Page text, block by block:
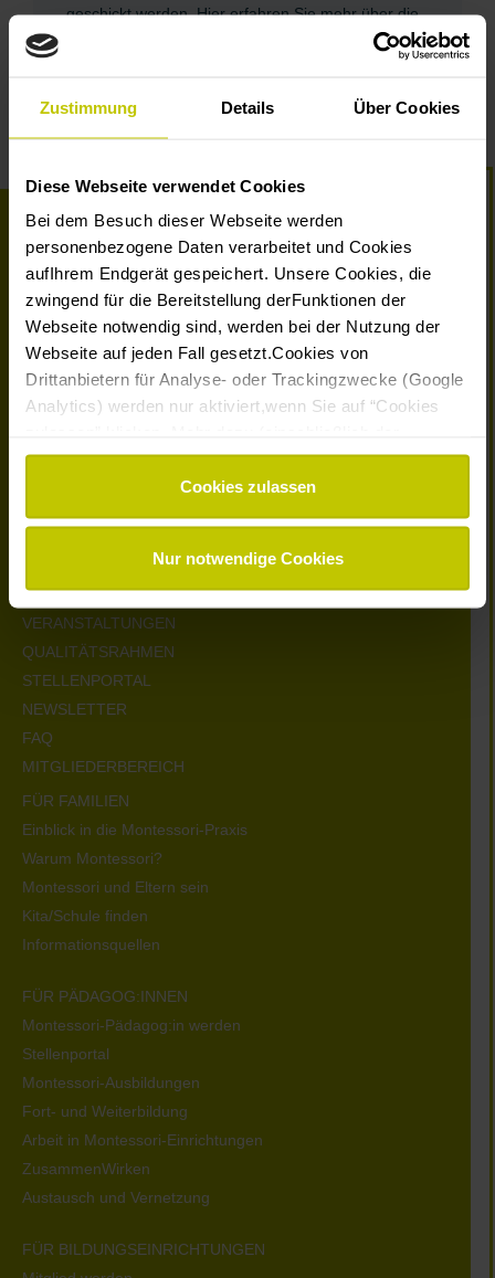
Zustimmung Details Über Cookies
Diese Webseite verwendet Cookies
Bei dem Besuch dieser Webseite werden
personenbezogene Daten verarbeitet und Cookies
aufIhrem Endgerät gespeichert. Unsere Cookies, die
zwingend für die Bereitstellung derFunktionen der
Webseite notwendig sind, werden bei der Nutzung der
Webseite auf jeden Fall gesetzt.Cookies von
Drittanbietern für Analyse- oder Trackingzwecke (Google
Analytics) werden nur aktiviert,wenn Sie auf “Cookies
Möglichkeit,die Einwilligungserklärung zu widerrufen)
erfahren Sie in unsererDatenschutzerklärung
Impressum
Cookies zulassen
Nur notwendige Cookies
geschickt werden.Hier erfahren Sie mehr über die
Pflichtfelder
Montessori Deutschland
vertritt und vernetzt Montessori-
Bildungseinrichtungen, -Ausbildungsorganisationen und -
Landesverbände in Deutschland auf der Grundlage
Jugendlichen Räume zu schaffen, in denen sie ihr
individuelles Potential entfalten und sich in der Welt von
NEUIGKEITEN ZUR MONTESSORI-PÄDAGOGIK
VERANSTALTUNGEN
QUALITÄTSRAHMEN
STELLENPORTAL
NEWSLETTER
FAQ
MITGLIEDERBEREICH
FÜR FAMILIEN
Einblick in die Montessori-Praxis
Warum Montessori?
Montessori und Eltern sein
Kita/Schule finden
Informationsquellen
FÜR PÄDAGOG:INNEN
Montessori-Pädagog:in werden
Stellenportal
Montessori-Ausbildungen
Fort- und Weiterbildung
Arbeit in Montessori-Einrichtungen
ZusammenWirken
Austausch und Vernetzung
FÜR BILDUNGSEINRICHTUNGEN